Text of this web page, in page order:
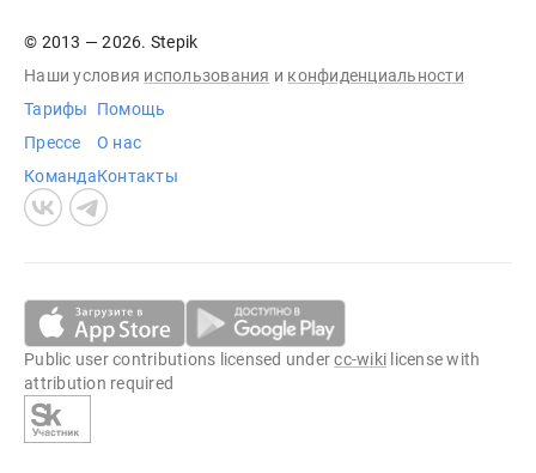
© 2013 — 2026. Stepik
Наши условия использования и конфиденциальности
Тарифы
Прессе
Команда
Помощь
О нас
Контакты
Public user contributions licensed undercc-wiki license with
attribution required